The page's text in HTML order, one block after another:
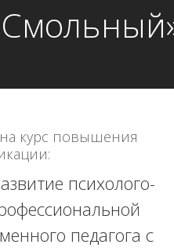
курс повышения
психолого-
педагога с